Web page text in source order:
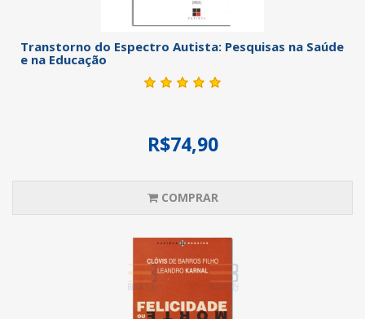
Transtorno do Espectro Autista: Pesquisas na Saúde
e na Educação
R$74,90
COMPRAR